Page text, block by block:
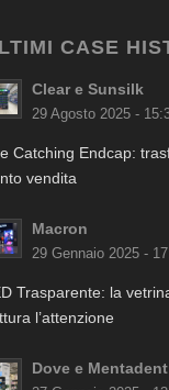
CASE
Clear e Sunsilk
29 Agosto 2025 -
Catching Endcap:
vendita
Macron
29 Gennaio 2025 -
Trasparente: la
l’attenzione
Dove e Mentadent